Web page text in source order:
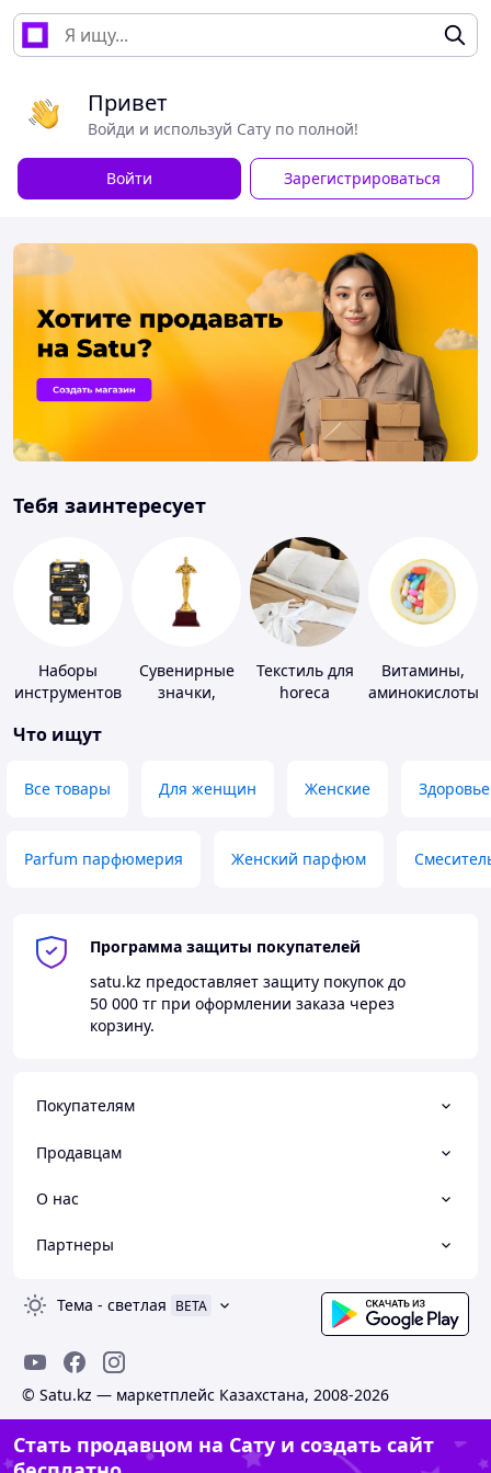
Привет
Войди и используй Сату по полной!
Войти Зарегистрироваться
Тебя заинтересует
Наборы
инструментов
Сувенирные
значки,
Текстиль для
horeca
Витамины,
аминокислоты
Что ищут
Все товары Для женщин Женские Здоровье
Parfum парфюмерия Женский парфюм
Программа защиты покупателей
satu.kz предоставляет защиту покупок до
50 000 тг при оформлении заказа через
корзину.
Покупателям
Продавцам
О нас
Партнеры
Тема - светлая BETA
© Satu.kz — маркетплейс Казахстана, 2008-2026
Стать продавцом на Сату и создать сайт